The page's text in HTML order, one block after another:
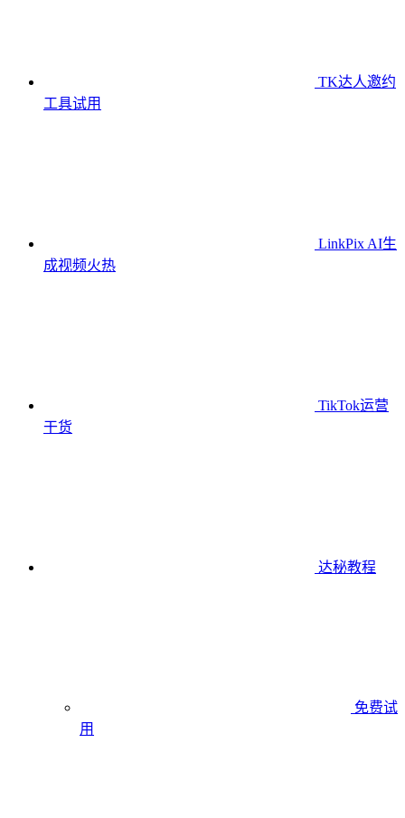
TK达人邀约
工具试用
LinkPix AI生
成视频火热
TikTok运营
干货
达秘教程
免费试
用